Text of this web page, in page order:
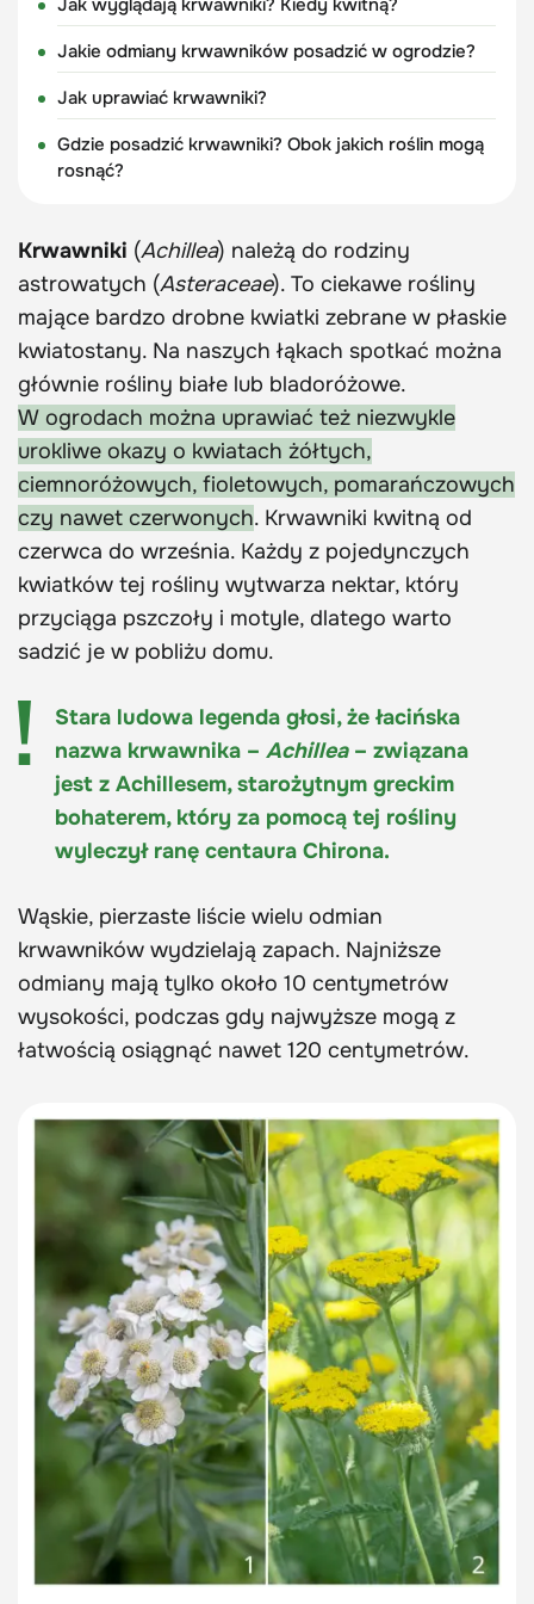
Jakie odmiany krwawników posadzić w ogrodzie?
Jak uprawiać krwawniki?
Gdzie posadzić krwawniki? Obok jakich roślin mogą
rosnąć?
Krwawniki (Achillea) należą do rodziny
astrowatych (Asteraceae). To ciekawe rośliny
mające bardzo drobne kwiatki zebrane w płaskie
kwiatostany. Na naszych łąkach spotkać można
głównie rośliny białe lub bladoróżowe.
W ogrodach można uprawiać też niezwykle
urokliwe okazy o kwiatach żółtych,
ciemnoróżowych, fioletowych, pomarańczowych
czy nawet czerwonych. Krwawniki kwitną od
czerwca do września. Każdy z pojedynczych
kwiatków tej rośliny wytwarza nektar, który
przyciąga pszczoły i motyle, dlatego warto
sadzić je w pobliżu domu.
Stara ludowa legenda głosi, że łacińska
nazwa krwawnika – Achillea– związana
jest z Achillesem, starożytnym greckim
bohaterem, który za pomocą tej rośliny
wyleczył ranę centaura Chirona.
Wąskie, pierzaste liście wielu odmian
krwawników wydzielają zapach. Najniższe
odmiany mają tylko około 10 centymetrów
wysokości, podczas gdy najwyższe mogą z
łatwością osiągnąć nawet 120 centymetrów.